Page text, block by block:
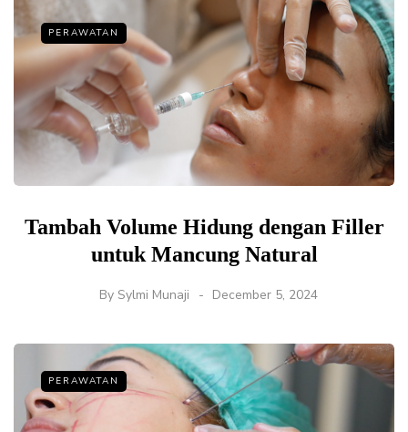
PERAWATAN
Tambah Volume Hidung dengan Filler
untuk Mancung Natural
By Sylmi Munaji December 5, 2024
PERAWATAN